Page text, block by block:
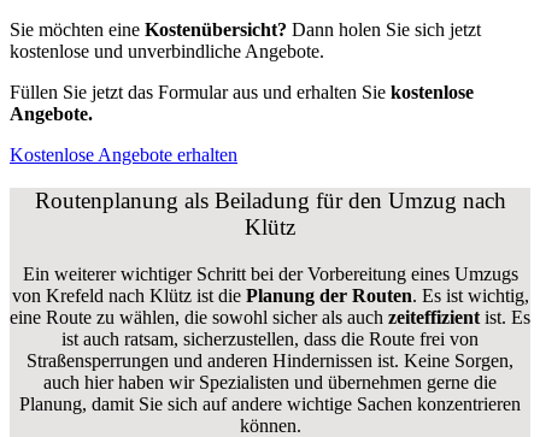
Sie möchten eine Kostenübersicht? Dann holen Sie sich jetzt
kostenlose und unverbindliche Angebote.
Füllen Sie jetzt das Formular aus und erhalten Sie kostenlose
Angebote.
Kostenlose Angebote erhalten
Routenplanung als Beiladung für den Umzug nach
Klütz
Ein weiterer wichtiger Schritt bei der Vorbereitung eines Umzugs
von Krefeld nach Klütz ist diePlanung der Routen. Es ist wichtig,
eine Route zu wählen, die sowohl sicher als auch zeiteffizient ist. Es
ist auch ratsam, sicherzustellen, dass die Route frei von
Straßensperrungen und anderen Hindernissen ist. Keine Sorgen,
auch hier haben wir Spezialisten und übernehmen gerne die
Planung, damit Sie sich auf andere wichtige Sachen konzentrieren
können.